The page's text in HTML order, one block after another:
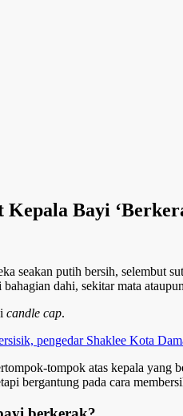
Bayi
seakan putih bersih, selembut
dahi, sekitar mata
candle cap.
tompok atas kepala
bergantung pada cara